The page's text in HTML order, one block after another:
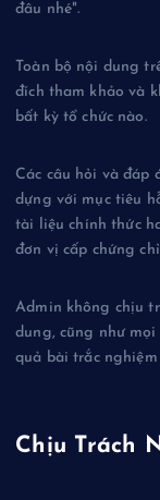
đâu nhé".
Toàn bộ nội dung
đích tham khảo và
bất kỳ tổ chức nào.
Các câu hỏi và đáp
dựng với mục tiêu
tài liệu chính thức
đơn vị cấp chứng
Admin không chịu
dung, cũng như
quả bài trắc
Chịu Trách